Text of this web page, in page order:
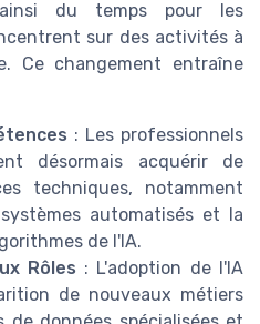
ainsi du temps pour les
sur des activités à
Ce changement entraîne
: Les professionnels
désormais acquérir de
techniques, notamment
automatisés et la
de l'IA.
Rôles : L'adoption de l'IA
de nouveaux métiers